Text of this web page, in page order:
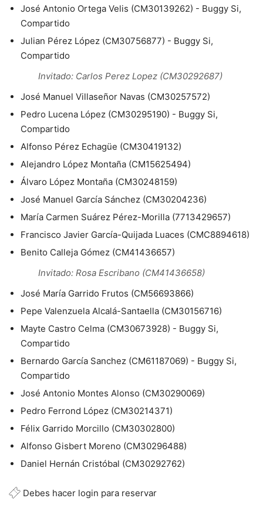
José Antonio Ortega Velis (CM30139262) - Buggy Si,
Compartido
Julian Pérez López (CM30756877) - Buggy Si,
Compartido
Invitado: Carlos Perez Lopez (CM30292687)
José Manuel Villaseñor Navas (CM30257572)
Pedro Lucena López (CM30295190) - Buggy Si,
Compartido
Alfonso Pérez Echagüe (CM30419132)
Alejandro López Montaña (CM15625494)
Álvaro López Montaña (CM30248159)
José Manuel García Sánchez (CM30204236)
María Carmen Suárez Pérez-Morilla (7713429657)
Francisco Javier García-Quijada Luaces (CMC8894618)
Benito Calleja Gómez (CM41436657)
Invitado: Rosa Escribano (CM41436658)
José María Garrido Frutos (CM56693866)
Pepe Valenzuela Alcalá-Santaella (CM30156716)
Mayte Castro Celma (CM30673928) - Buggy Si,
Compartido
Bernardo García Sanchez (CM61187069) - Buggy Si,
Compartido
José Antonio Montes Alonso (CM30290069)
Pedro Ferrond López (CM30214371)
Félix Garrido Morcillo (CM30302800)
Alfonso Gisbert Moreno (CM30296488)
Daniel Hernán Cristóbal (CM30292762)
Debes hacer login para reservar